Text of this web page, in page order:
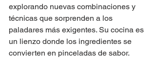
explorando nuevas combinaciones y
técnicas que sorprenden a los
paladares más exigentes. Su cocina es
un lienzo donde los ingredientes se
convierten en pinceladas de sabor.